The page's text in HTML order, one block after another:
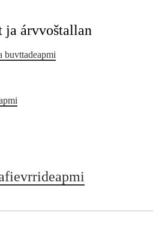
ja árvvoštallan
buvttadeapmi